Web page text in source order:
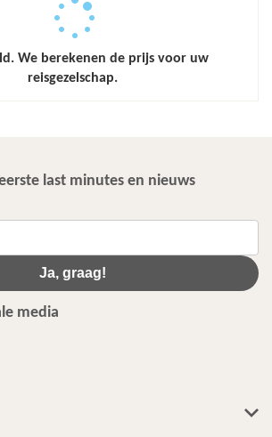
We berekenen de prijs voor uw
reisgezelschap.
last minutes en nieuws
Ja, graag!
media